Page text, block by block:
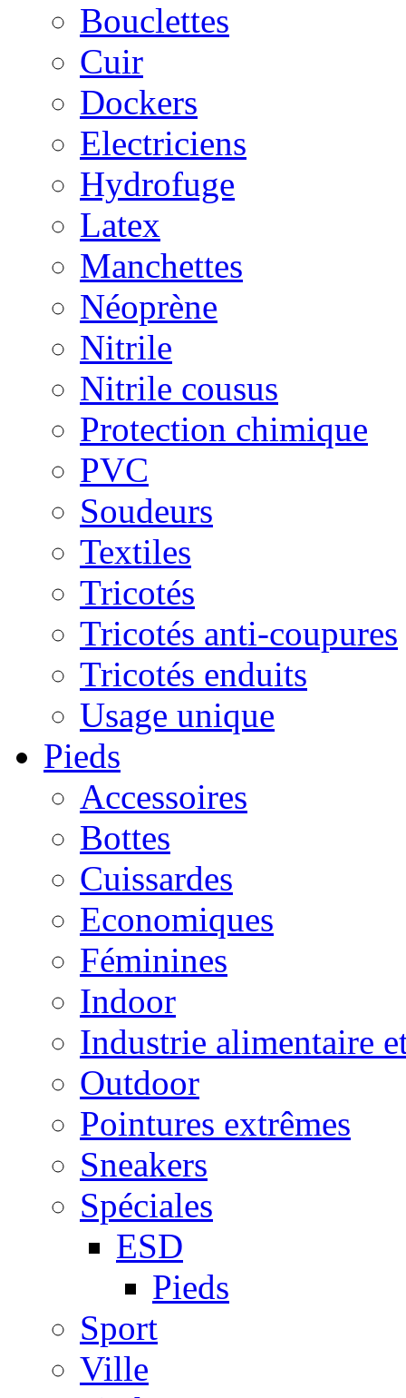
Bouclettes
Cuir
Dockers
Electriciens
Hydrofuge
Latex
Manchettes
Néoprène
Nitrile
Nitrile cousus
Protection chimique
PVC
Soudeurs
Textiles
Tricotés
Tricotés anti-coupures
Tricotés enduits
Usage unique
Pieds
Accessoires
Bottes
Cuissardes
Economiques
Féminines
Indoor
Industrie alimentaire
Outdoor
Pointures extrêmes
Sneakers
Spéciales
ESD
Pieds
Sport
Ville